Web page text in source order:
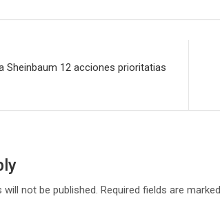
Sheinbaum 12 acciones prioritatias
not be published. Required fields are marked